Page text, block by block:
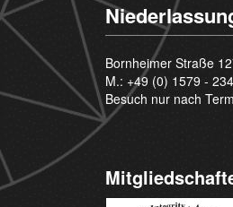
Bornheimer Straße
M.: +49 (0) 1579 -
Besuch nur nach